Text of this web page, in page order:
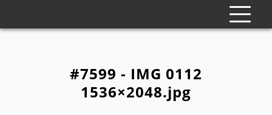
#7599 - IMG 0112
1536×2048.jpg